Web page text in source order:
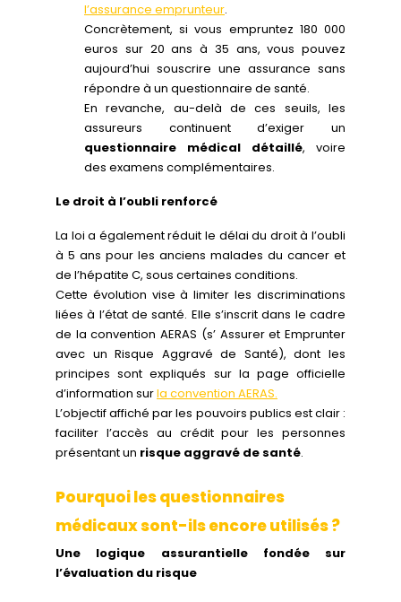
l’assurance emprunteur.
Concrètement, si vous empruntez 180 000
euros sur 20 ans à 35 ans, vous pouvez
aujourd’hui souscrire une assurance sans
répondre à un questionnaire de santé.
En revanche, au-delà de ces seuils, les
assureurs continuent d’exiger un
questionnaire médical détaillé, voire
des examens complémentaires.
Le droit à l’oubli renforcé
La loi a également réduit le délai du droit à l’oubli
à 5 ans pour les anciens malades du cancer et
de l’hépatite C, sous certaines conditions.
Cette évolution vise à limiter les discriminations
liées à l’état de santé. Elle s’inscrit dans le cadre
de la convention AERAS (s’ Assurer et Emprunter
avec un Risque Aggravé de Santé), dont les
principes sont expliqués sur la page officielle
d’information surla convention AERAS.
L’objectif affiché par les pouvoirs publics est clair :
faciliter l’accès au crédit pour les personnes
présentant un risque aggravé de santé.
Pourquoi les questionnaires
médicaux sont-ils encore utilisés ?
Une logique assurantielle fondée sur
l’évaluation du risque